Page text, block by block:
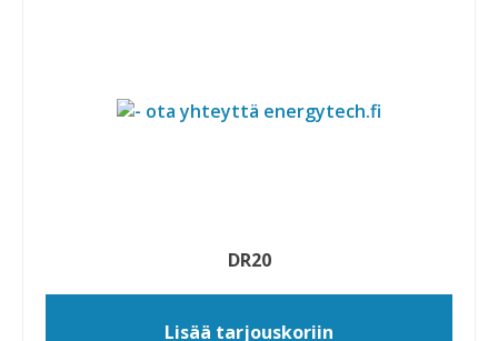
DR20
Lisää tarjouskoriin